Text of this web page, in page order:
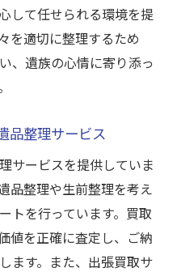
して任せられる環境を提
を適切に整理するため
、遺族の心情に寄り添っ
品整理サービス
サービスを提供していま
品整理や生前整理を考え
トを行っています。買取
値を正確に査定し、ご納
ます。また、出張買取サ